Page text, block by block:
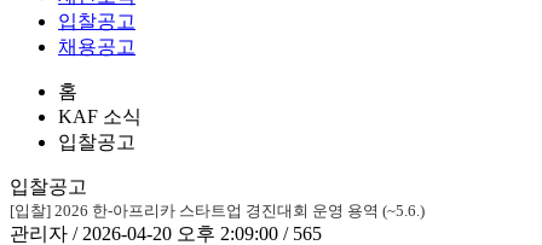
입찰공고
채용공고
홈
KAF 소식
입찰공고
입찰공고
[입찰] 2026 한-아프리카 스타트업 경진대회 운영 용역 (~5.6.)
관리자 / 2026-04-20 오후 2:09:00 / 565